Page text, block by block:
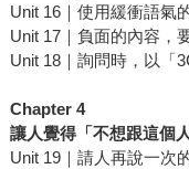
Unit 16｜使用緩衝語氣
Unit 17｜負面的內容，
Unit 18｜詢問時，以「
Chapter 4
讓人覺得「不想跟這個
Unit 19｜請人再說一次